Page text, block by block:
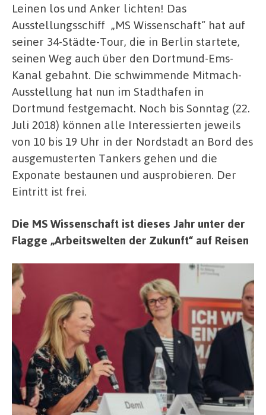
Leinen los und Anker lichten! Das
Ausstellungsschiff „MS Wissenschaft“ hat auf
seiner 34-Städte-Tour, die in Berlin startete,
seinen Weg auch über den Dortmund-Ems-
Kanal gebahnt. Die schwimmende Mitmach-
Ausstellung hat nun im Stadthafen in
Dortmund festgemacht. Noch bis Sonntag (22.
Juli 2018) können alle Interessierten jeweils
von 10 bis 19 Uhr in der Nordstadt an Bord des
ausgemusterten Tankers gehen und die
Exponate bestaunen und ausprobieren. Der
Eintritt ist frei.
Die MS Wissenschaft ist dieses Jahr unter der
Flagge „Arbeitswelten der Zukunft“ auf Reisen